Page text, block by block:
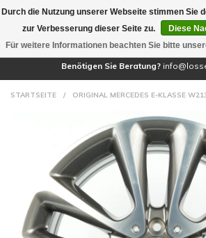
Benötigen Sie Beratung?
STARTSEITE / ORIGINAL MERCEDES E-KLASSE
Durch die Nutzung unserer Webseite stimmen Sie
zur Verbesserung dieser Seite zu.
Diese
Für weitere Informationen beachten Sie bitte